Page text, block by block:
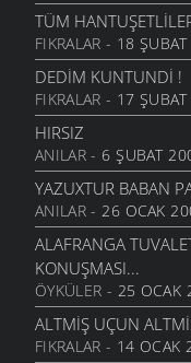
TÜM
FIKRALAR - 18
DEDIM KUNTUNDI !
FIKRALAR - 17
HIRSIZ
ANILAR- 6 ŞUBAT
YAZUXTUR BABAN
ANILAR- 26 OCAK
ALAFRANGA
KONUŞMASI...
ÖYKÜLER - 25 OCAK
ALTMİŞ UÇUN
FIKRALAR - 14 OCAK